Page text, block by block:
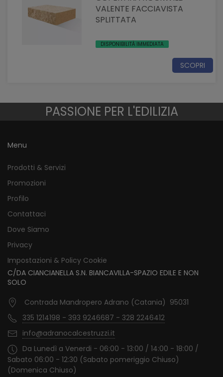
VALENTE FACCIAVISTA
SPLITTATA
DISPONIBILITÀ IMMEDIATA
SCOPRI
PASSIONE PER L'EDILIZIA
Menu
Prodotti & Servizi
Promozioni
Profilo
Contattaci
Dove Siamo
Privacy
Impostazioni & Policy Cookie
C/DA CIANCIANELLA S.N. BIANCAVILLA-SPAZIO EDILE E NON
SOLO
Contrada Mandropero Adrano (Catania) 95031
335 1214198 - 393 9246687 - 328 2246412
info@adranocalcestruzzi.it
Da Lunedì a Venerdi - 06:00 - 13:00 / 14:00 - 18:00 /
Sabato 06:00 - 12:30 (Sabato pomeriggio Chiuso)
(Domenica Chiuso)